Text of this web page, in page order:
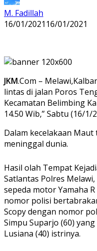
M. Fadillah
16/01/2021 16/01/2021
JKM.Com –
lintas di jalan Poros
Kecamatan Belimbing
14.50 Wib,” Sabtu (16/1/
Dalam kecelakaan
meninggal dunia.
Hasil olah Tempat
Satlantas Polres
sepeda motor Yamaha
nomor polisi
Scopy dengan nomor
Simpu Suparjo (60)
Lusiana (40) istrinya.